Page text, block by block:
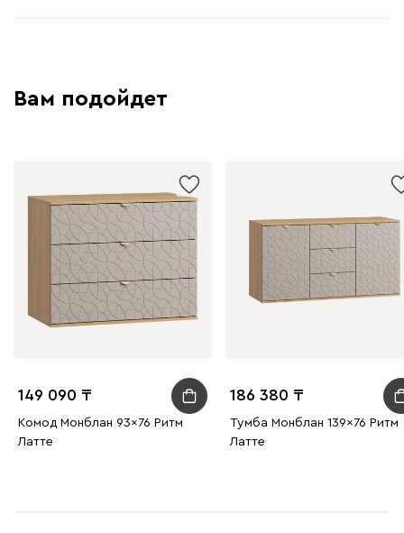
Вам подойдет
149 090
Комод Монблан 93x76 Ритм
Латте
186 380
Тумба Монблан 139x76 Ритм
Латте